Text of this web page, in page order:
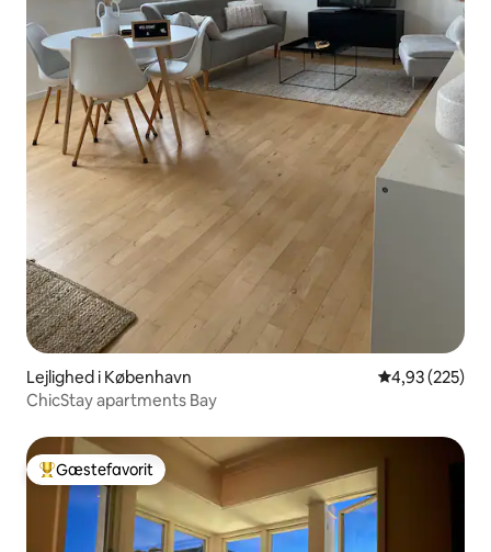
Lejlighed i København 4,93 ud af 5 i
4,93 (225)
ChicStay apartments Bay
Bedste gæstefavorit
Gæstefavorit